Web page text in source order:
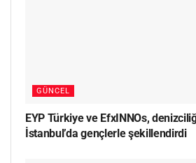
GÜNCEL
EYP Türkiye ve EfxINNOs,
İstanbul’da gençlerle şekillendirdi